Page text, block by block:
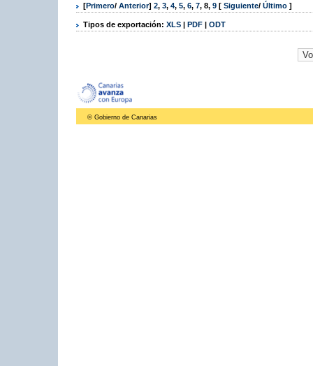
[Primero/ Anterior] 2, 3, 4, 5, 6, 7, 8, 9 [ Siguiente/ Último ]
Tipos de exportación: XLS | PDF | ODT
© Gobierno de Canarias